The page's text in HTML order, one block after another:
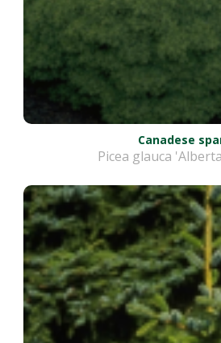
Canadese
Picea glauca